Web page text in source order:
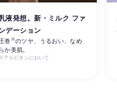
液発想。新・ミルク ファ
デーション
巻 ※のツヤ、うるおい、なめ
らか美肌。
アルビオンにおいて